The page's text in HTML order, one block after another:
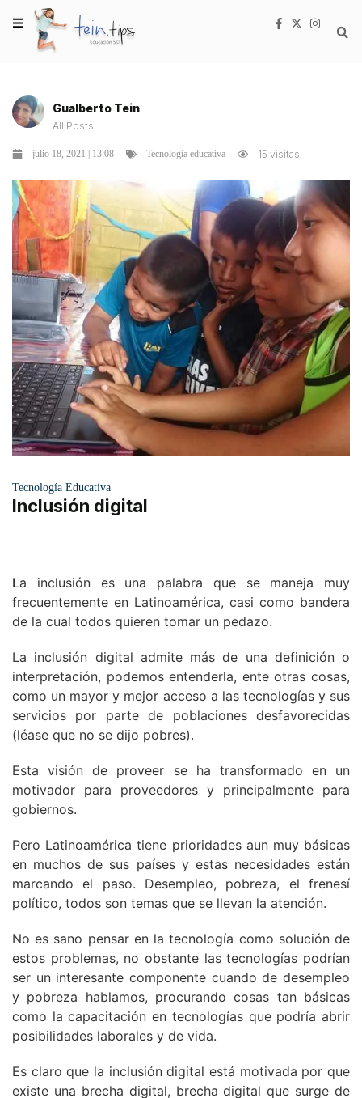
Gualberto Tein
All Posts
julio 18, 2021 | 13:08 Tecnología educativa 15 visitas
Tecnología Educativa
Inclusión digital
La inclusión es una palabra que se maneja muy
frecuentemente en Latinoamérica, casi como bandera
de la cual todos quieren tomar un pedazo.
La inclusión digital admite más de una definición o
interpretación, podemos entenderla, ente otras cosas,
como un mayor y mejor acceso a las tecnologías y sus
servicios por parte de poblaciones desfavorecidas
(léase que no se dijo pobres).
Esta visión de proveer se ha transformado en un
motivador para proveedores y principalmente para
gobiernos.
Pero Latinoamérica tiene prioridades aun muy básicas
en muchos de sus países y estas necesidades están
marcando el paso. Desempleo, pobreza, el frenesí
político, todos son temas que se llevan la atención.
No es sano pensar en la tecnología como solución de
estos problemas, no obstante las tecnologías podrían
ser un interesante componente cuando de desempleo
y pobreza hablamos, procurando cosas tan básicas
como la capacitación en tecnologías que podría abrir
posibilidades laborales y de vida.
Es claro que la inclusión digital está motivada por que
existe una brecha digital, brecha digital que surge de